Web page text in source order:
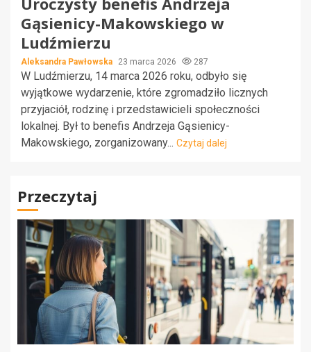
Gąsienicy-Makowskiego w
Ludźmierzu
Aleksandra Pawłowska 23 marca 2026 287
W Ludźmierzu, 14 marca 2026 roku, odbyło się
wyjątkowe wydarzenie, które zgromadziło licznych
przyjaciół, rodzinę i przedstawicieli społeczności
lokalnej. Był to benefis Andrzeja Gąsienicy-
Makowskiego, zorganizowany... Czytaj dalej
Przeczytaj